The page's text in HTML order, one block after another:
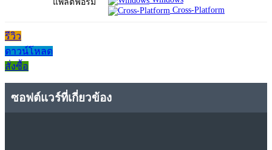
แพลตฟอร์ม
Cross-Platform
รีวิว
ดาวน์โหลด
สั่งซื้อ
ซอฟต์แวร์ที่เกี่ยวข้อง